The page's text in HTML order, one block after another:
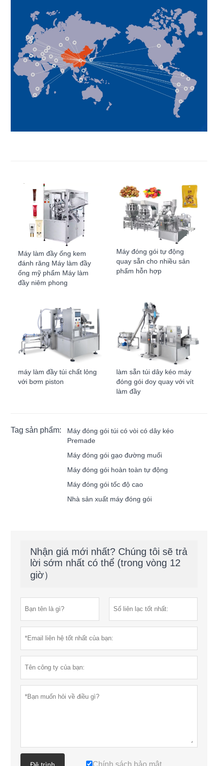
Máy làm đầy ống kem
đánh răng Máy làm đầy
ống mỹ phẩm Máy làm
đầy niêm phong
Máy đóng gói tự động
quay sẵn cho nhiều sản
phẩm hỗn hợp
máy làm đầy túi chất lỏng
với bơm piston
làm sẵn túi dây kéo máy
đóng gói doy quay với vít
làm đầy
Tag sản phẩm:
Máy đóng gói túi có vòi có dây kéo
Premade
Máy đóng gói gạo đường muối
Máy đóng gói hoàn toàn tự động
Máy đóng gói tốc độ cao
Nhà sản xuất máy đóng gói
Nhận giá mới nhất? Chúng tôi sẽ trả
lời sớm nhất có thể (trong vòng 12
giờ）